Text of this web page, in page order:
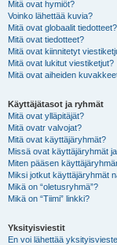
Mitä ovat hymiöt?
Voinko lähettää kuvia?
Mitä ovat globaalit tiedotteet?
Mitä ovat tiedotteet?
Mitä ovat kiinnitetyt
Mitä ovat lukitut viestiketjut?
Mitä ovat aiheiden
Käyttäjätasot ja ryhmät
Mitä ovat ylläpitäjät?
Mitä ovatr valvojat?
Mitä ovat käyttäjäryhmät?
Missä ovat käyttäjäryhmät
Miten pääsen
Miksi jotkut käyttäjäryhmät
Mikä on “oletusryhmä”?
Mikä on “Tiimi” linkki?
Yksityisviestit
En voi lähettää